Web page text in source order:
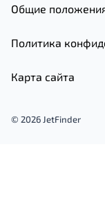
Общие
Политика
Карта сайта
© 2026 JetFinder